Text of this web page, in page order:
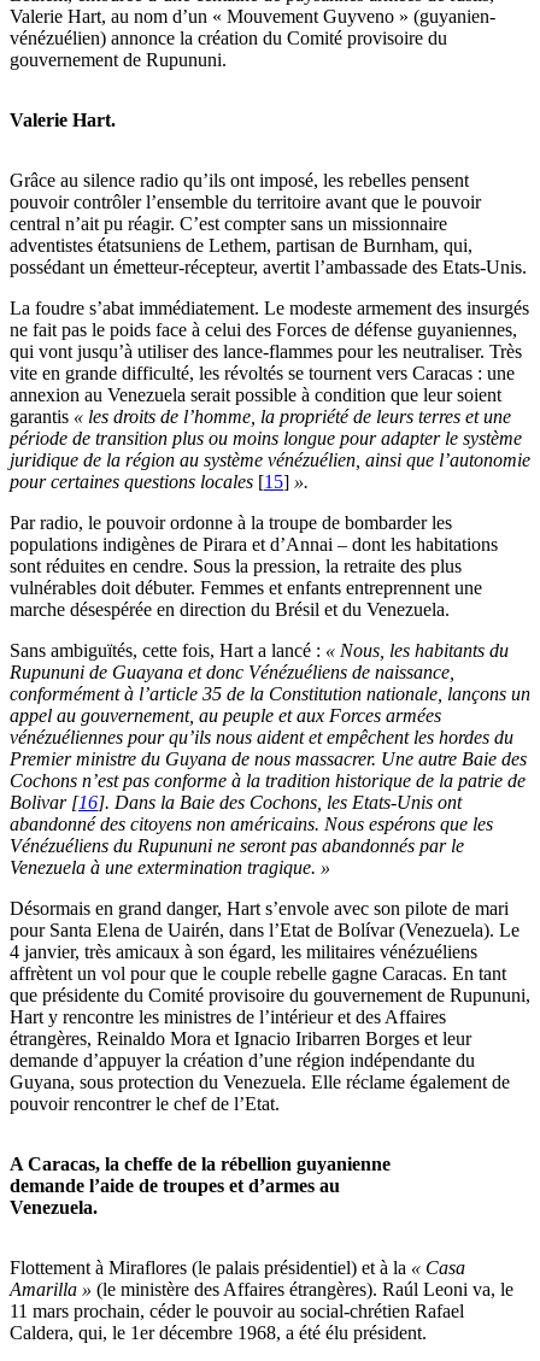
Valerie Hart, au nom d’un « Mouvement Guyveno » (guyanien-
vénézuélien) annonce la création du Comité provisoire du
gouvernement de Rupununi.
Valerie Hart.
Grâce au silence radio qu’ils ont imposé, les rebelles pensent
pouvoir contrôler l’ensemble du territoire avant que le pouvoir
central n’ait pu réagir. C’est compter sans un missionnaire
adventistes étatsuniens de Lethem, partisan de Burnham, qui,
possédant un émetteur-récepteur, avertit l’ambassade des Etats-Unis.
La foudre s’abat immédiatement. Le modeste armement des insurgés
ne fait pas le poids face à celui des Forces de défense guyaniennes,
qui vont jusqu’à utiliser des lance-flammes pour les neutraliser. Très
vite en grande difficulté, les révoltés se tournent vers Caracas : une
annexion au Venezuela serait possible à condition que leur soient
garantis « les droits de l’homme, la propriété de leurs terres et une
période de transition plus ou moins longue pour adapter le système
juridique de la région au système vénézuélien, ainsi que l’autonomie
pour certaines questions locales [15] ».
Par radio, le pouvoir ordonne à la troupe de bombarder les
populations indigènes de Pirara et d’Annai – dont les habitations
sont réduites en cendre. Sous la pression, la retraite des plus
vulnérables doit débuter. Femmes et enfants entreprennent une
marche désespérée en direction du Brésil et du Venezuela.
Sans ambiguïtés, cette fois, Hart a lancé : « Nous, les habitants du
Rupununi de Guayana et donc Vénézuéliens de naissance,
conformément à l’article 35 de la Constitution nationale, lançons un
appel au gouvernement, au peuple et aux Forces armées
vénézuéliennes pour qu’ils nous aident et empêchent les hordes du
Premier ministre du Guyana de nous massacrer. Une autre Baie des
Cochons n’est pas conforme à la tradition historique de la patrie de
Bolivar[16]. Dans la Baie des Cochons, les Etats-Unis ont
abandonné des citoyens non américains. Nous espérons que les
Vénézuéliens du Rupununi ne seront pas abandonnés par le
Venezuela à une extermination tragique. »
Désormais en grand danger, Hart s’envole avec son pilote de mari
pour Santa Elena de Uairén, dans l’Etat de Bolívar (Venezuela). Le
4 janvier, très amicaux à son égard, les militaires vénézuéliens
affrètent un vol pour que le couple rebelle gagne Caracas. En tant
que présidente du Comité provisoire du gouvernement de Rupununi,
Hart y rencontre les ministres de l’intérieur et des Affaires
étrangères, Reinaldo Mora et Ignacio Iribarren Borges et leur
demande d’appuyer la création d’une région indépendante du
Guyana, sous protection du Venezuela. Elle réclame également de
pouvoir rencontrer le chef de l’Etat.
A Caracas, la cheffe de la rébellion guyanienne
demande l’aide de troupes et d’armes au
Venezuela.
Flottement à Miraflores (le palais présidentiel) et à la « Casa
Amarilla » (le ministère des Affaires étrangères). Raúl Leoni va, le
11 mars prochain, céder le pouvoir au social-chrétien Rafael
Caldera, qui, le 1er décembre 1968, a été élu président.